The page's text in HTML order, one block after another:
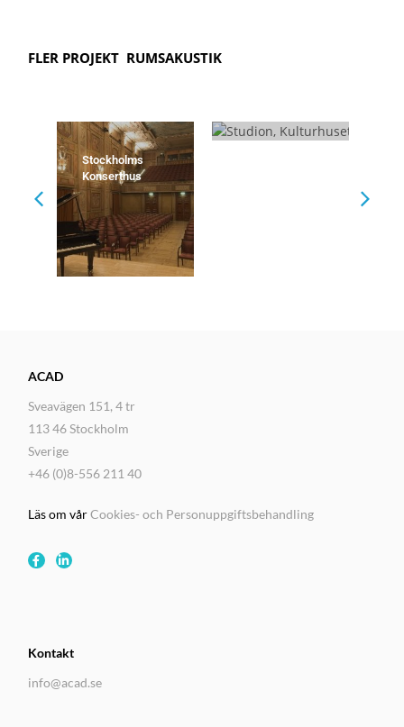
FLER PROJEKT RUMSAKUSTIK
Stockholms
Konserthus
ACAD
Sveavägen 151, 4 tr
113 46 Stockholm
Sverige
+46 (0)8-556 211 40
Läs om vårCookies- och Personuppgiftsbehandling
Kontakt
info@acad.se